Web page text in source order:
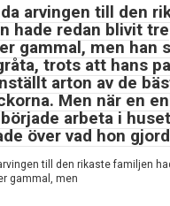
arvingen till den
hade redan blivit tre
gammal, men han
trots att hans
arton av de
Men när en
arbeta i
över vad hon
till den rikaste familjen
gammal, men